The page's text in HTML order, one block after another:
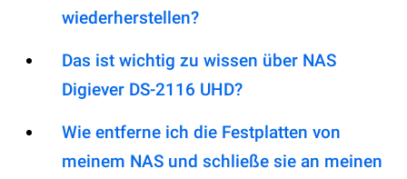
wiederherstellen?
Das ist wichtig zu wissen über NAS
Digiever DS-2116 UHD?
Wie entferne ich die Festplatten von
meinem NAS und schließe sie an meinen